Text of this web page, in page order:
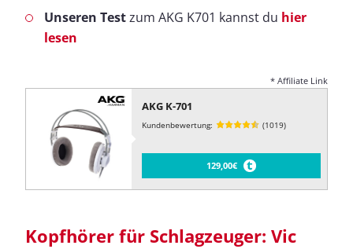
Unseren Testzum AKG K701 kannst du hier
lesen
* Affiliate Link
AKG K-701
Kundenbewertung: (1019)
129,00€
Kopfhörer für Schlagzeuger: Vic